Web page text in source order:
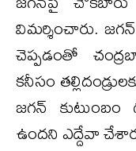
విమ‌ర్శించారు.
చెప్ప‌డంతో
క‌నీసం
జ‌గ‌న్
ఉంద‌ని ఎద్దేవా